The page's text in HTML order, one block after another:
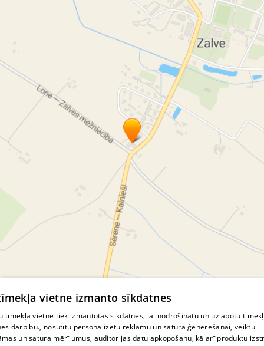
© MapTiler© OpenStreetMap contributors
vietne izmanto sīkdatnes
tīmekļa vietnē tiek izmantotas sīkdatnes, lai nodrošinātu un uzlabotu
darbību., nosūtītu personalizētu reklāmu un satura ģenerēšanai, veiktu
un satura mērījumus, auditorijas datu apkopošanu, kā arī produktu